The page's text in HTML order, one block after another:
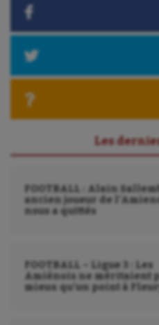
Longue paume
Natation
Omnisports
Paddle
Pétanque
Les
FOOTBALL : Alain
ancien joueur de l’Amiens
nous a quittés
FOOTBALL – Ligue 3 : Les
Amiénois ne méritaient
mieux qu’un point à